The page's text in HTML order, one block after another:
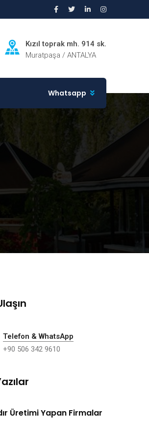
Kızıl toprak mh. 914 sk.
Muratpaşa / ANTALYA
Whatsapp
Telefon & WhatsApp
+90 506 342 9610
Üretimi Yapan Firmalar